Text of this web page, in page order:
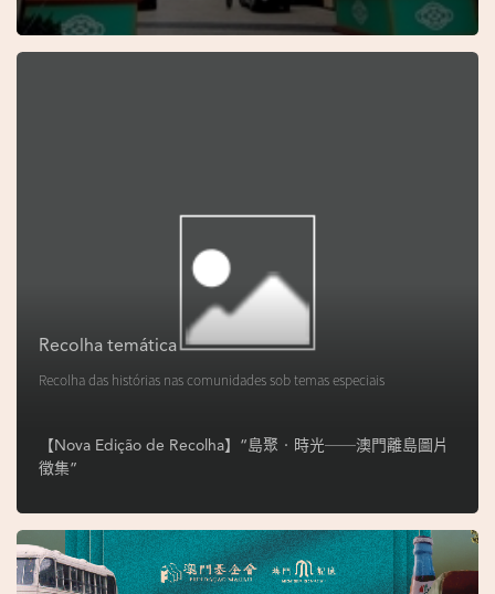
o
Recolha temática
Recolha das histórias nas comunidades sob temas especiais
【Nova Edição de Recolha】“島聚‧時光──澳門離島圖片
徵集”